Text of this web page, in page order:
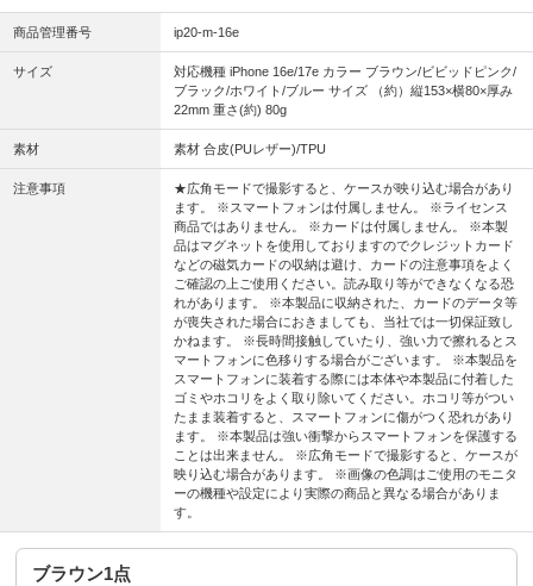
商品管理番号 ip20-m-16e
サイズ
対応機種 iPhone 16e/17e カラー ブラウン/ビビッドピンク/
ブラック/ホワイト/ブルー サイズ （約）縦153×横80×厚み
22mm 重さ(約) 80g
素材 素材 合皮(PUレザー)/TPU
注意事項
★広角モードで撮影すると、ケースが映り込む場合があり
ます。 ※スマートフォンは付属しません。 ※ライセンス
商品ではありません。 ※カードは付属しません。 ※本製
品はマグネットを使用しておりますのでクレジットカード
などの磁気カードの収納は避け、カードの注意事項をよく
ご確認の上ご使用ください。読み取り等ができなくなる恐
れがあります。 ※本製品に収納された、カードのデータ等
が喪失された場合におきましても、当社では一切保証致し
かねます。 ※長時間接触していたり、強い力で擦れるとス
マートフォンに色移りする場合がございます。 ※本製品を
スマートフォンに装着する際には本体や本製品に付着した
ゴミやホコリをよく取り除いてください。ホコリ等がつい
たまま装着すると、スマートフォンに傷がつく恐れがあり
ます。 ※本製品は強い衝撃からスマートフォンを保護する
ことは出来ません。 ※広角モードで撮影すると、ケースが
映り込む場合があります。 ※画像の色調はご使用のモニタ
ーの機種や設定により実際の商品と異なる場合がありま
す。
ブラウン1点